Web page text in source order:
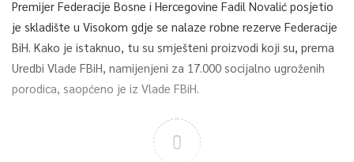
Premijer Federacije Bosne i Hercegovine Fadil Novalić posjetio
je skladište u Visokom gdje se nalaze robne rezerve Federacije
BiH. Kako je istaknuo, tu su smješteni proizvodi koji su, prema
Uredbi Vlade FBiH, namijenjeni za 17.000 socijalno ugroženih
porodica, saopćeno je iz Vlade FBiH.
0